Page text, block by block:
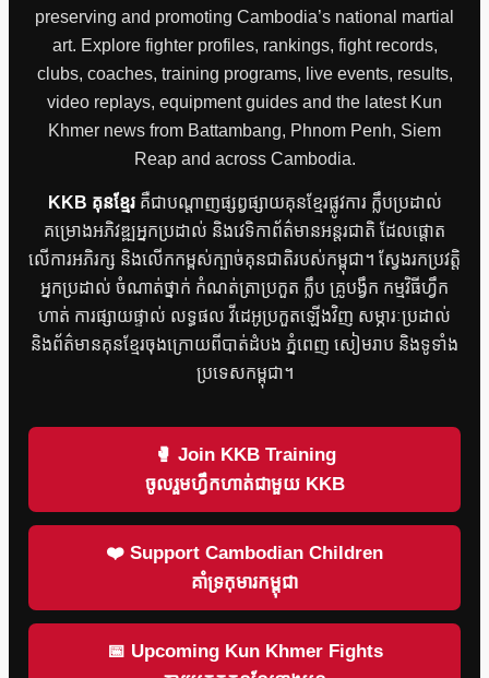
preserving and promoting Cambodia’s national martial
art. Explore fighter profiles, rankings, fight records,
clubs, coaches, training programs, live events, results,
video replays, equipment guides and the latest Kun
Khmer news from Battambang, Phnom Penh, Siem
Reap and across Cambodia.
KKB គុនខ្មែរគឺជាបណ្តាញផ្សព្វផ្សាយគុនខ្មែរផ្លូវការ ក្លឹបប្រដាល់
គម្រោងអភិវឌ្ឍអ្នកប្រដាល់ និងវេទិកាព័ត៌មានអន្តរជាតិ ដែលផ្តោត
លើការអភិរក្ស និងលើកកម្ពស់ក្បាច់គុនជាតិរបស់កម្ពុជា។ ស្វែងរកប្រវត្តិ
អ្នកប្រដាល់ ចំណាត់ថ្នាក់ កំណត់ត្រាប្រកួត ក្លឹប គ្រូបង្វឹក កម្មវិធីហ្វឹក
ហាត់ ការផ្សាយផ្ទាល់ លទ្ធផល វីដេអូប្រកួតឡើងវិញ សម្ភារៈប្រដាល់
និងព័ត៌មានគុនខ្មែរចុងក្រោយពីបាត់ដំបង ភ្នំពេញ សៀមរាប និងទូទាំង
ប្រទេសកម្ពុជា។
🥊 Join KKB Training
ចូលរួមហ្វឹកហាត់ជាមួយ KKB
❤️ Support Cambodian Children
គាំទ្រកុមារកម្ពុជា
📅 Upcoming Kun Khmer Fights